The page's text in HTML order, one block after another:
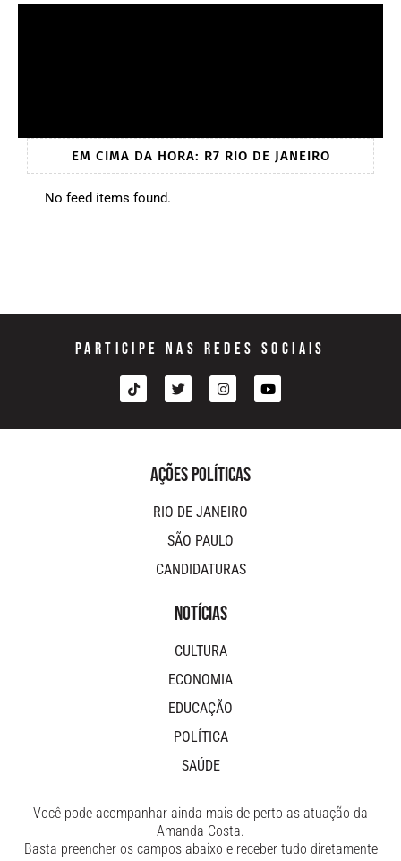
EM CIMA DA HORA: R7 RIO DE JANEIRO
No feed items found.
PARTICIPE NAS REDES SOCIAIS
AÇÕES POLÍTICAS
RIO DE JANEIRO
SÃO PAULO
CANDIDATURAS
NOTÍCIAS
CULTURA
ECONOMIA
EDUCAÇÃO
POLÍTICA
SAÚDE
Você pode acompanhar ainda mais de perto as atuação da
Amanda Costa.
Basta preencher os campos abaixo e receber tudo diretamente